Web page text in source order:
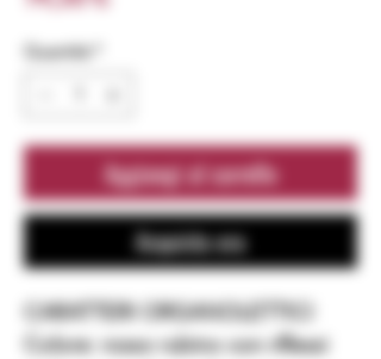
Quantità
Aggiungi al carrello
Acquista ora
CARATTERI ORGANOLETTICI
Colore: rosso rubino con riflessi